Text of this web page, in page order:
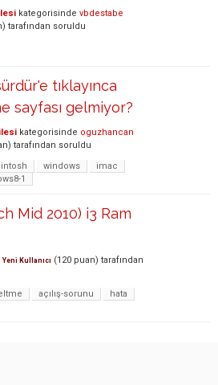
kategorisinde vbdestabe
tarafından soruldu
tıklayınca
sayfası gelmiyor?
kategorisinde oguzhancan
tarafından soruldu
windows
imac
1
Mid 2010) i3 Ram
Yeni Kullanıcı (120 puan) tarafından
açılış-sorunu
hata